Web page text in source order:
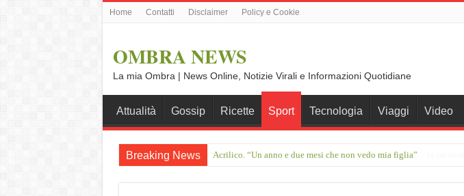
Home Contatti Disclaimer Policy e Cookie
OMBRA NEWS
La mia Ombra | News Online, Notizie Virali e Informazioni Quotidiane
Attualità Gossip Ricette Sport Tecnologia Viaggi Video
Breaking News Acrilico. “Un anno e due mesi che non vedo mia figlia”
Francesco Guccini, il gigante che ha trasformato le parole in memoria